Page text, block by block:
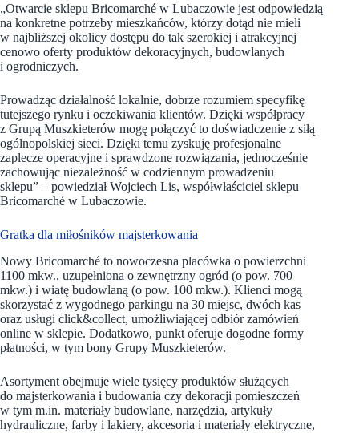
„Otwarcie sklepu Bricomarché w Lubaczowie jest odpowiedzią
na konkretne potrzeby mieszkańców, którzy dotąd nie mieli
w najbliższej okolicy dostępu do tak szerokiej i atrakcyjnej
cenowo oferty produktów dekoracyjnych, budowlanych
i ogrodniczych.
Prowadząc działalność lokalnie, dobrze rozumiem specyfikę
tutejszego rynku i oczekiwania klientów. Dzięki współpracy
z Grupą Muszkieterów mogę połączyć to doświadczenie z siłą
ogólnopolskiej sieci. Dzięki temu zyskuję profesjonalne
zaplecze operacyjne i sprawdzone rozwiązania, jednocześnie
zachowując niezależność w codziennym prowadzeniu
sklepu” – powiedział Wojciech Lis, współwłaściciel sklepu
Bricomarché w Lubaczowie.
Gratka dla miłośników majsterkowania
Nowy Bricomarché to nowoczesna placówka o powierzchni
1100 mkw., uzupełniona o zewnętrzny ogród (o pow. 700
mkw.) i wiatę budowlaną (o pow. 100 mkw.). Klienci mogą
skorzystać z wygodnego parkingu na 30 miejsc, dwóch kas
oraz usługi click&collect, umożliwiającej odbiór zamówień
online w sklepie. Dodatkowo, punkt oferuje dogodne formy
płatności, w tym bony Grupy Muszkieterów.
Asortyment obejmuje wiele tysięcy produktów służących
do majsterkowania i budowania czy dekoracji pomieszczeń
w tym m.in. materiały budowlane, narzędzia, artykuły
hydrauliczne, farby i lakiery, akcesoria i materiały elektryczne,